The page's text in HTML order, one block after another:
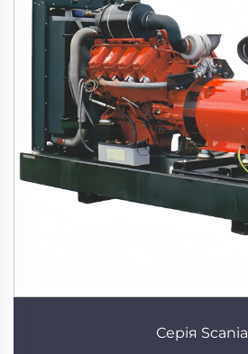
Серія Scania